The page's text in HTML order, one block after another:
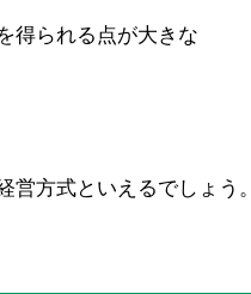
得られる点が大きな
方式といえるでしょう。